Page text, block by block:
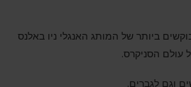
ביותר של המותג האנגלי ניו באלנס
הסניקרס.
וגם לגברים.